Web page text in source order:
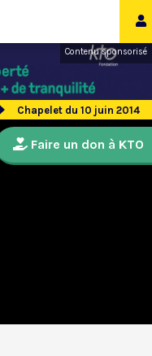
Contenu sponsorisé
Chapelet du 10 juin 2014
Faire un don à KTO